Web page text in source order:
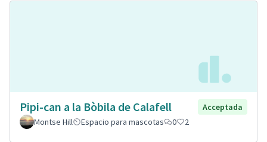
Pipi-can a la Bòbila de Calafell
Acceptada
Montse Hill
Espacio para mascotas 0 2